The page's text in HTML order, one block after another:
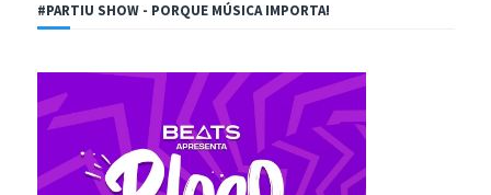
#PARTIU SHOW - PORQUE MÚSICA IMPORTA!